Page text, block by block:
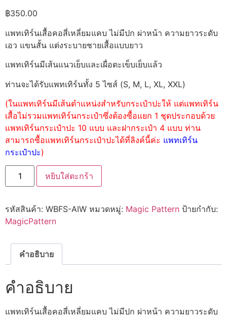
฿350.00
แพทเทิร์นเสื้อคอสี่เหลี่ยมแคบ ไม่มีปก ผ่าหน้า ความยาวระดับ
เอว แขนสั้น แต่งระบายชายเสื้อแบบยาว
แพทเทิร์นมีเส้นแนวเย็บและเผื่อตะเข็บเย็บแล้ว
ท่านจะได้รับแพทเทิร์นทั้ง 5 ไซส์ (S, M, L, XL, XXL)
(ในแพทเทิร์นมีเส้นตำแหน่งสำหรับกระเป๋าปะให้ แต่แพทเทิร์น
เสื้อไม่รวมแพทเทิร์นกระเป๋าซึ่งต้องซื้อแยก 1 ชุดประกอบด้วย
แพทเทิร์นกระเป๋าปะ 10 แบบ และฝากระเป๋า 4 แบบ ท่าน
สามารถซื้อแพทเทิร์นกระเป๋าปะได้ที่ลิงค์นี้ค่ะ แพทเทิร์น
กระเป๋าปะ)
หยิบใส่ตะกร้า
รหัสสินค้า: WBFS-AIW หมวดหมู่: Magic Pattern ป้ายกำกับ:
MagicPattern
คำอธิบาย
คำอธิบาย
แพทเทิร์นเสื้อคอสี่เหลี่ยมแคบ ไม่มีปก ผ่าหน้า ความยาวระดับ